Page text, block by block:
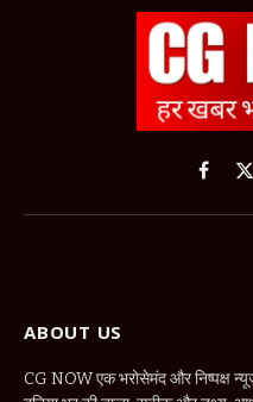
X
ABOUT US
CG NOW एक भरोसेमंद और निष्पक्ष